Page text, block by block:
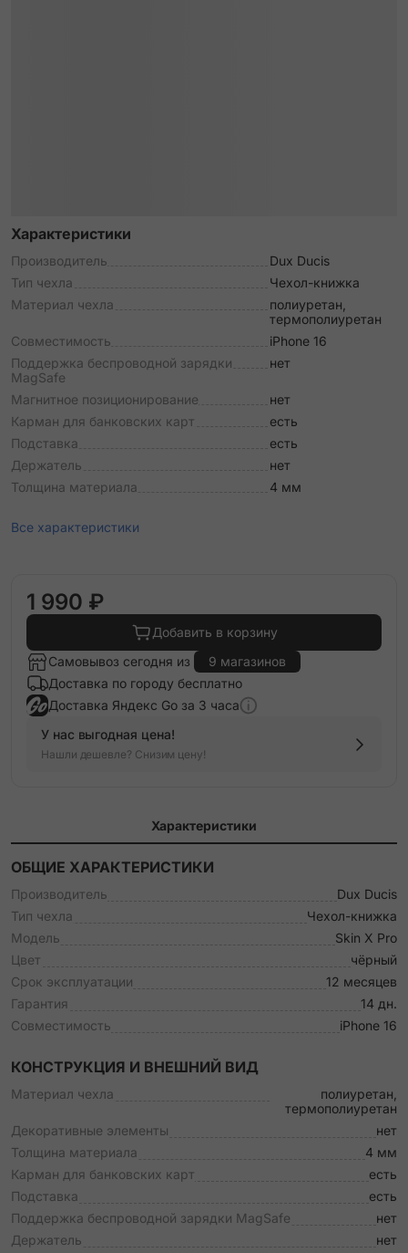
Характеристики
Производитель
Dux Ducis
Тип чехла
Чехол-книжка
Материал чехла
полиуретан,
термополиуретан
Совместимость
iPhone 16
Поддержка беспроводной зарядки
MagSafe
нет
Магнитное позиционирование
нет
Карман для банковских карт
есть
Подставка
есть
Держатель
нет
Толщина материала
4 мм
Все характеристики
1 990 ₽
Добавить в корзину
Самовывоз сегодня из
9 магазинов
Доставка по городу бесплатно
Доставка Яндекс Go за 3 часа
У нас выгодная цена!
Нашли дешевле? Снизим цену!
Характеристики
ОБЩИЕ ХАРАКТЕРИСТИКИ
Производитель
Dux Ducis
Тип чехла
Чехол-книжка
Модель
Skin X Pro
Цвет
чёрный
Срок эксплуатации
12 месяцев
Гарантия
14 дн.
Совместимость
iPhone 16
КОНСТРУКЦИЯ И ВНЕШНИЙ ВИД
Материал чехла
полиуретан,
термополиуретан
Декоративные элементы
нет
Толщина материала
4 мм
Карман для банковских карт
есть
Подставка
есть
Поддержка беспроводной зарядки MagSafe
нет
Держатель
нет